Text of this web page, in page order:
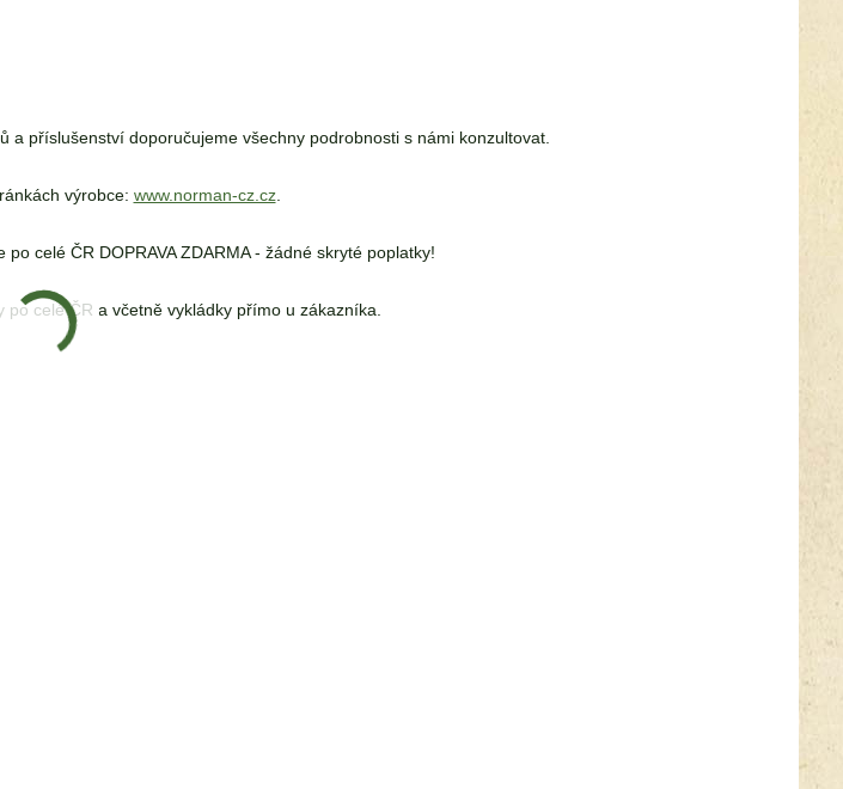
a příslušenství doporučujeme všechny podrobnosti s námi konzultovat.
výrobce: www.norman-cz.cz.
celé ČR DOPRAVA ZDARMA - žádné skryté poplatky!
celé ČR a včetně vykládky přímo u zákazníka.